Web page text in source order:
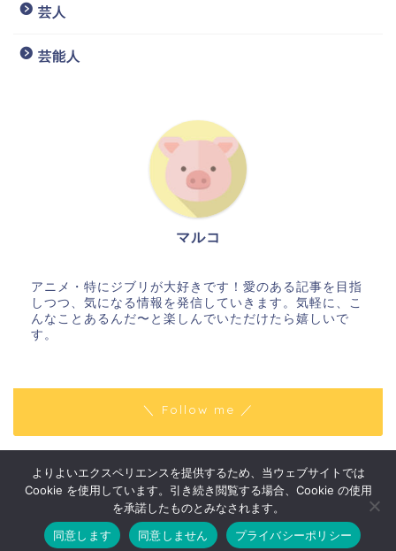
芸人
芸能人
マルコ
アニメ・特にジブリが大好きです！愛のある記事を目指
しつつ、気になる情報を発信していきます。気軽に、こ
んなことあるんだ〜と楽しんでいただけたら嬉しいで
す。
＼ Follow me ／
プライバシーポリシー 免責事項
2018–2026 はりきりマルコの〇〇な話
ホーム お問い合わせ
よりよいエクスペリエンスを提供するため、当ウェブサイトでは
Cookie を使用しています。引き続き閲覧する場合、Cookie の使用
を承諾したものとみなされます。
同意します
同意しません プライバシーポリシー